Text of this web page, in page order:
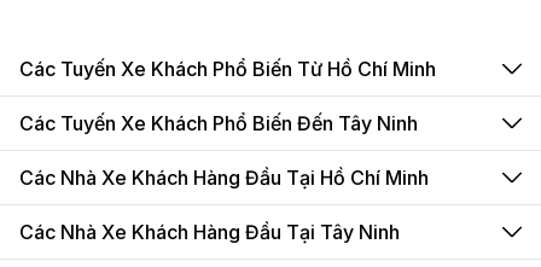
Các Tuyến Xe Khách Phổ Biến Từ Hồ Chí Minh
Các Tuyến Xe Khách Phổ Biến Đến Tây Ninh
Các Nhà Xe Khách Hàng Đầu Tại Hồ Chí Minh
Các Nhà Xe Khách Hàng Đầu Tại Tây Ninh